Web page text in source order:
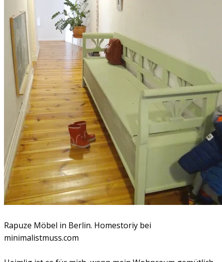
Rapuze Möbel in Berlin. Homestoriy bei
minimalistmuss.com